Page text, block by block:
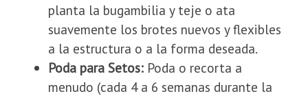
planta la bugambilia y teje o ata
suavemente los brotes nuevos y flexibles
a la estructura o a la forma deseada.
Poda para Setos: Poda o recorta a
menudo (cada 4 a 6 semanas durante la